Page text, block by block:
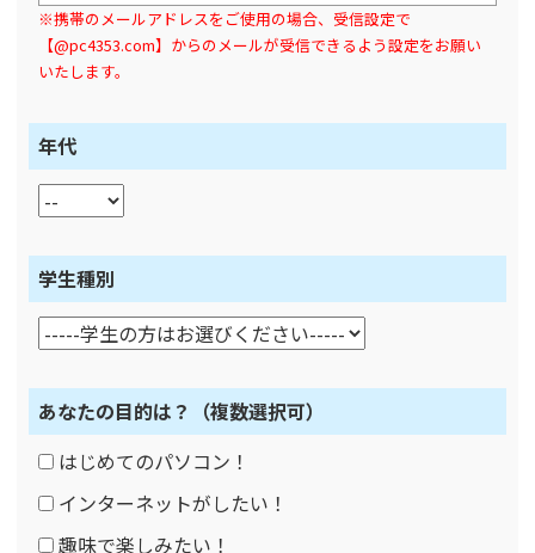
※携帯のメールアドレスをご使用の場合、受信設定で
【@pc4353.com】からのメールが受信できるよう設定をお願い
いたします。
年代
学生種別
あなたの目的は？
（複数選択可）
はじめてのパソコン！
インターネットがしたい！
趣味で楽しみたい！